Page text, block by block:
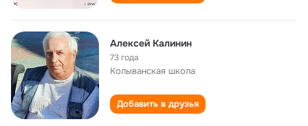
Алексей Калинин
73 года
Колыванская школа
Добавить в друзья